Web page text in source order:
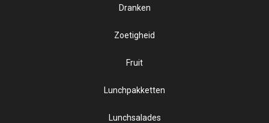
Gezond
Kaassoorten
Luxe beleg
Salade op brood
Sortering broodjes
Dranken
Sappen
Zuivel
Zoetigheid
Fruit
Lunchpakketten
Lunchsalades